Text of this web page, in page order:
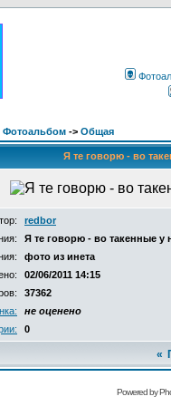
Фотоальбом -> Общая
Я те говорю - во
redbor
Я те говорю - во такенные у
фото из инета
02/06/2011 14:15
37362
не оценено
0
«
Powered by